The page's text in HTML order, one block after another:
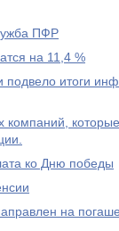
ПФР
на 11,4 %
итоги
компаний,
ко Дню победы
на